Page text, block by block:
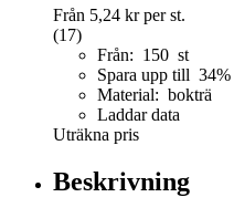
Från 5,24 krper st.
(17)
Från: 150 st
Spara upp till 34%
Material: bokträ
Laddar data
Uträkna pris
Beskrivning